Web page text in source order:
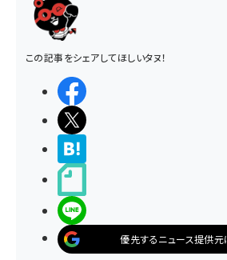
この記事をシェアしてほしいタヌ！
優先するニュース提供